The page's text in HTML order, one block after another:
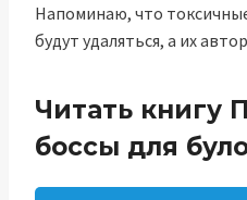
Напоминаю, что
будут удаляться, а их
Читать книгу
боссы для